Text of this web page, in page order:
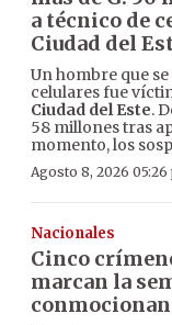
a técnico de
Ciudad del
Un hombre que
celulares fue
Ciudad del Este.
58 millones tras
momento, los
Agosto 8, 2026 05:26
Nacionales
Cinco
marcan la